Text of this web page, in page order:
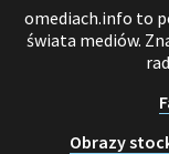
omediach.info to
świata mediów.
Obrazy